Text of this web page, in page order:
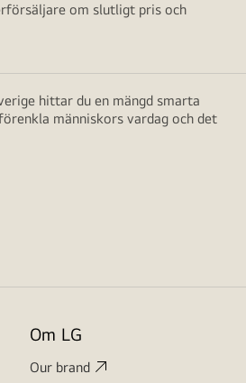
om slutligt pris och
hittar du en mängd smarta
människors vardag och det
Om LG
Our brand